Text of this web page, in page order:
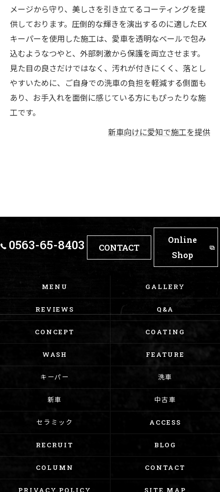
メージから守り、美しさを引き立てるコーティングを提
供しております。圧倒的な輝きを演出するのに適したEX
キーパーを使用した施工は、愛車を透明なベールで包み
込むようなつやと、外部刺激から保護を両立させます。
見た目の良さだけではなく、汚れが付きにくく、落とし
やすいために、ご自身での洗車の負担を軽減する側面も
あり、お手入れを面倒に感じている方にもぴったりな施
工です。
新車向けに愛知で施工を提供
0563-65-8403 CONTACT
Online
Shop
MENU GALLERY
REVIEWS Q&A
CONCEPT COATING
WASH FEATURE
キーパー 洗車
新車 中古車
セラミック ACCESS
RECRUIT BLOG
COLUMN CONTACT
PRIVACY POLICY SITE MAP